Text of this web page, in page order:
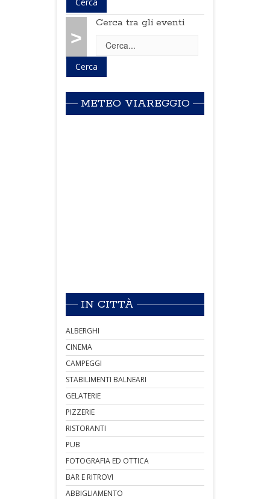
>
Cerca tra gli eventi
METEO VIAREGGIO
IN CITTÀ
ALBERGHI
CINEMA
CAMPEGGI
STABILIMENTI BALNEARI
GELATERIE
PIZZERIE
RISTORANTI
PUB
FOTOGRAFIA ED OTTICA
BAR E RITROVI
ABBIGLIAMENTO